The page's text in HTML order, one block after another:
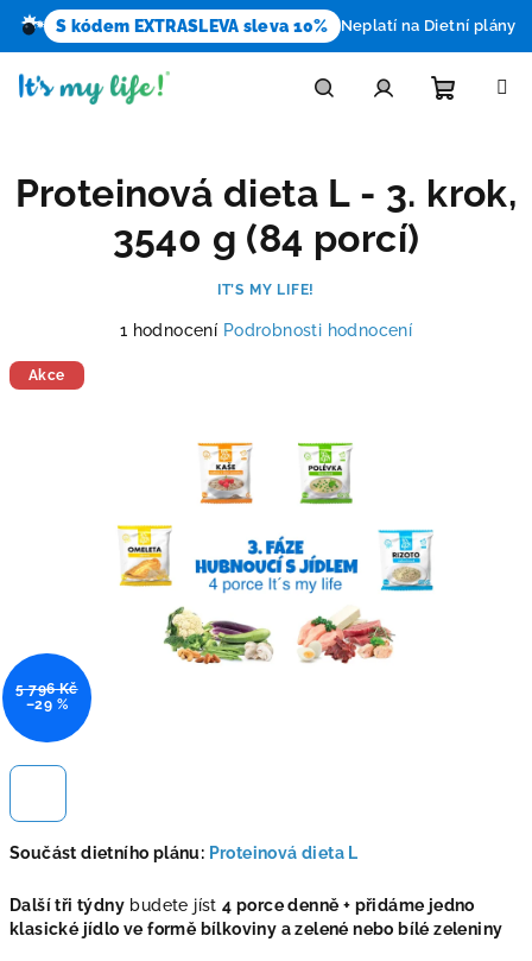
S kódem EXTRASLEVA sleva 10% Neplatí na Dietní plány
košík
Součást dietního plánu: Proteinová dieta L
Další tři týdny budete jíst4 porce denně + přidáme jedno
klasické jídlo ve formě bílkoviny a zelené nebo bílé zeleniny
Proteinová dieta L - 3. krok,
3540 g (84 porcí)
IT’S MY LIFE!
produktu
1 hodnocení Podrobnosti hodnocení
Akce
5 796 Kč
–29 %